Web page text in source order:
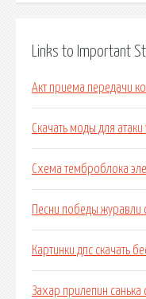
Links to Important
Акт приема передачи
Скачать моды для атаки
Схема темброблока
Песни победы журавли
Картинки дпс скачать
Захар прилепин санька